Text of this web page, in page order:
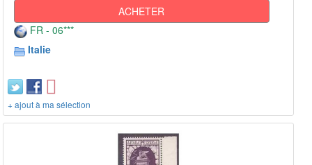
ACHETER
FR - 06***
Italie
+ ajout à ma sélection